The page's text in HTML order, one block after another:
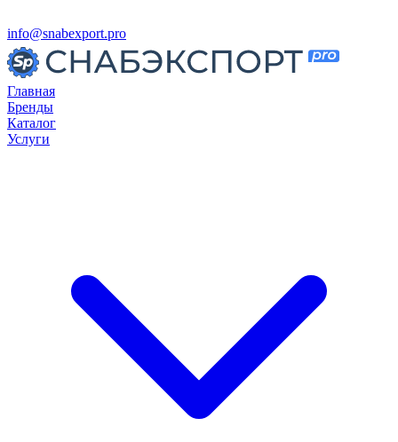
info@snabexport.pro
Главная
Бренды
Каталог
Услуги